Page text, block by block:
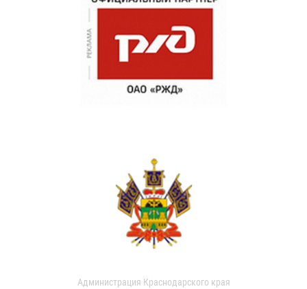
Администрация Краснодарского края